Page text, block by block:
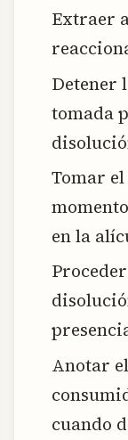
Extraer
Detener
tomada
Tomar
en la
Anotar
cuando